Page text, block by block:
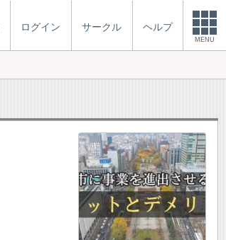
ログイン サークル ヘルプ
MENU